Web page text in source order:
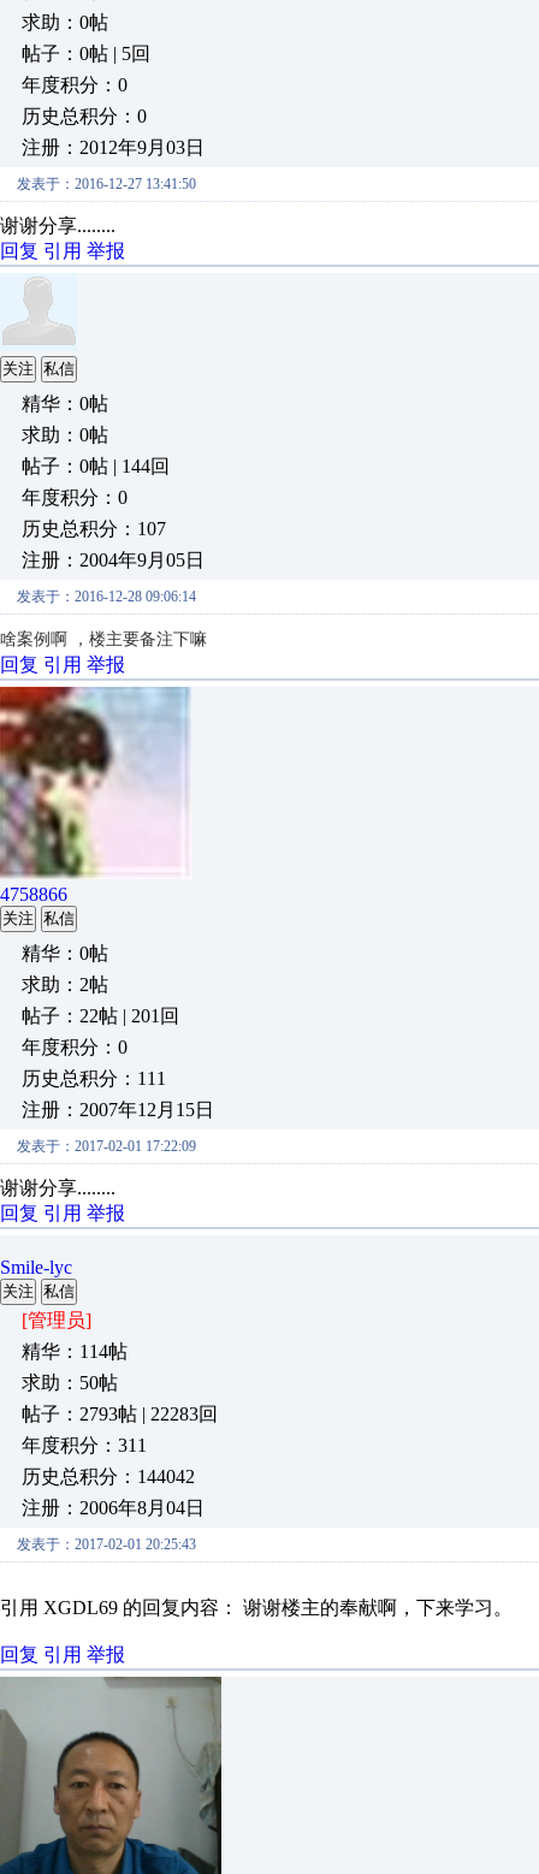
求助：0帖
帖子：0帖 | 5回
年度积分：0
历史总积分：0
注册：2012年9月03日
发表于：2016-12-27 13:41:50
谢谢分享........
回复 引用 举报
关注 私信
精华：0帖
求助：0帖
帖子：0帖 | 144回
年度积分：0
历史总积分：107
注册：2004年9月05日
发表于：2016-12-28 09:06:14
啥案例啊 ，楼主要备注下嘛
回复 引用 举报
4758866
关注 私信
精华：0帖
求助：2帖
帖子：22帖 | 201回
年度积分：0
历史总积分：111
注册：2007年12月15日
发表于：2017-02-01 17:22:09
谢谢分享........
回复 引用 举报
Smile-lyc
关注 私信
[管理员]
精华：114帖
求助：50帖
帖子：2793帖 | 22283回
年度积分：311
历史总积分：144042
注册：2006年8月04日
发表于：2017-02-01 20:25:43
引用 XGDL69 的回复内容： 谢谢楼主的奉献啊，下来学习。
回复 引用 举报